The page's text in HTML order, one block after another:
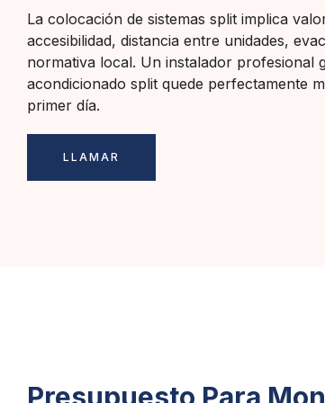
La colocación de sistemas split implica
accesibilidad, distancia entre unidades,
normativa local. Un instalador profesional
acondicionado split quede perfectamente
primer día.
LLAMAR